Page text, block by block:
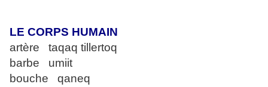
LE CORPS HUMAIN
artère taqaq tillertoq
barbe umiit
bouche qaneq